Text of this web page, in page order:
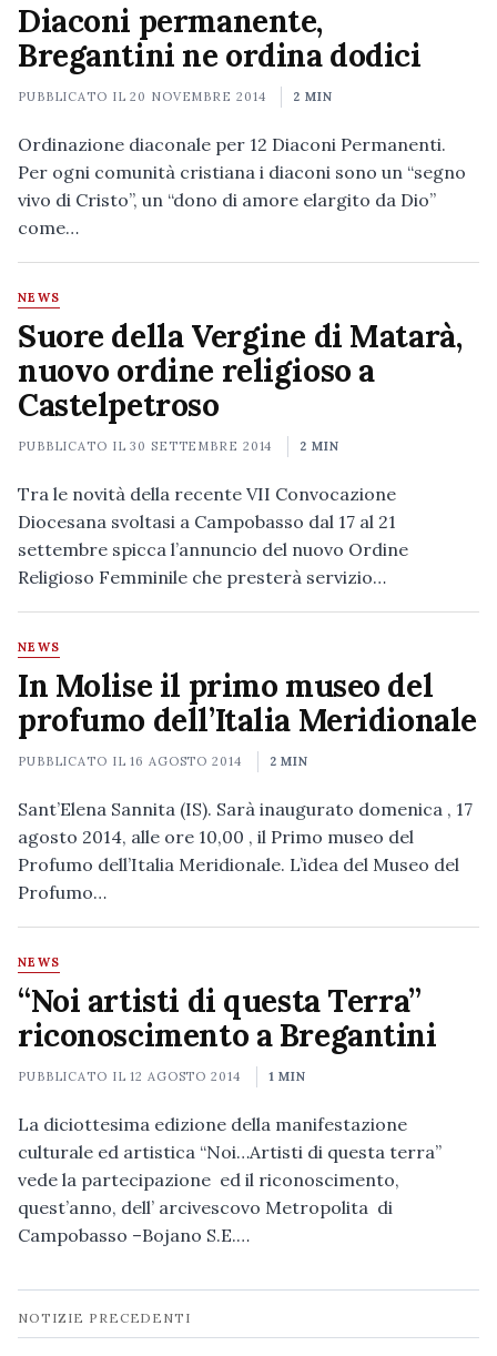
Diaconi permanente,
Bregantini ne ordina dodici
PUBBLICATO IL20 NOVEMBRE 2014 2 MIN
Ordinazione diaconale per 12 Diaconi Permanenti.
Per ogni comunità cristiana i diaconi sono un “segno
vivo di Cristo”, un “dono di amore elargito da Dio”
come…
NEWS
Suore della Vergine di Matarà,
nuovo ordine religioso a
Castelpetroso
PUBBLICATO IL30 SETTEMBRE 2014 2 MIN
Tra le novità della recente VII Convocazione
Diocesana svoltasi a Campobasso dal 17 al 21
settembre spicca l’annuncio del nuovo Ordine
Religioso Femminile che presterà servizio…
NEWS
In Molise il primo museo del
profumo dell’Italia Meridionale
PUBBLICATO IL16 AGOSTO 2014 2 MIN
Sant’Elena Sannita (IS). Sarà inaugurato domenica , 17
agosto 2014, alle ore 10,00 , il Primo museo del
Profumo dell’Italia Meridionale. L’idea del Museo del
Profumo…
NEWS
“Noi artisti di questa Terra”
riconoscimento a Bregantini
PUBBLICATO IL12 AGOSTO 2014 1 MIN
La diciottesima edizione della manifestazione
culturale ed artistica “Noi…Artisti di questa terra”
vede la partecipazione ed il riconoscimento,
quest’anno, dell’ arcivescovo Metropolita di
Campobasso –Bojano S.E.…
Navigazione
notizie
NOTIZIE PRECEDENTI